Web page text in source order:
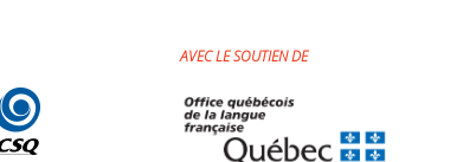
AVEC LE SOUTIEN DE